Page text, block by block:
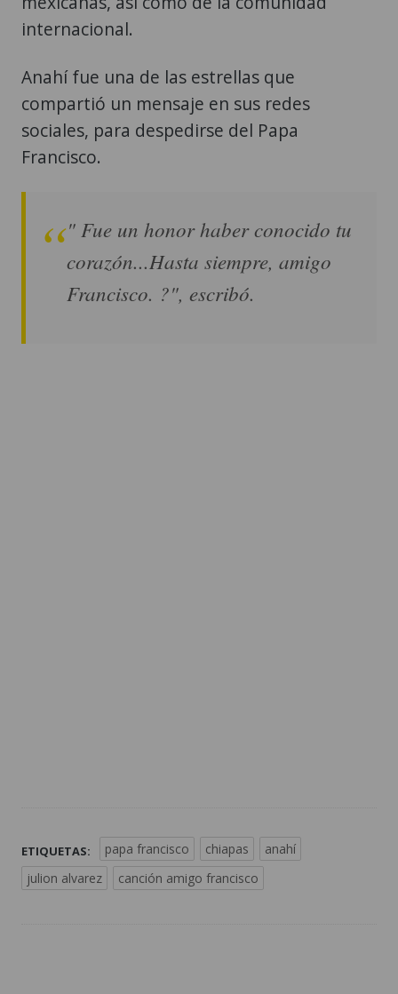
internacional.
Anahí fue una de las estrellas que
compartió un mensaje en sus redes
sociales, para despedirse del Papa
Francisco.
" Fue un honor haber conocido tu
corazón...Hasta siempre, amigo
Francisco. ?", escribó.
ETIQUETAS: papa francisco chiapas
anahí
julion alvarez
canción amigo francisco